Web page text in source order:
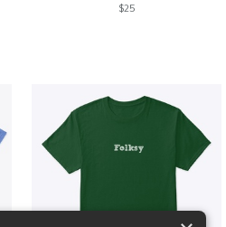
$25